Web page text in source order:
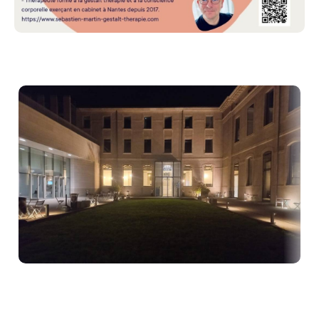
pratiques corporelles n’est nécessaire.
- Séances de 2h30
- Horaires : 19h – 21h30
Dates : Rencontre mensuelle de mars à juin
2026
Début du cycle les 26 mars 2026 les dates
suivantes 30 avril ; 21 mai ; 18 juin 2026
Quoi apporter :
Prévoir une tenue souple. Pensez à prendre de l'eau,
Coanimation